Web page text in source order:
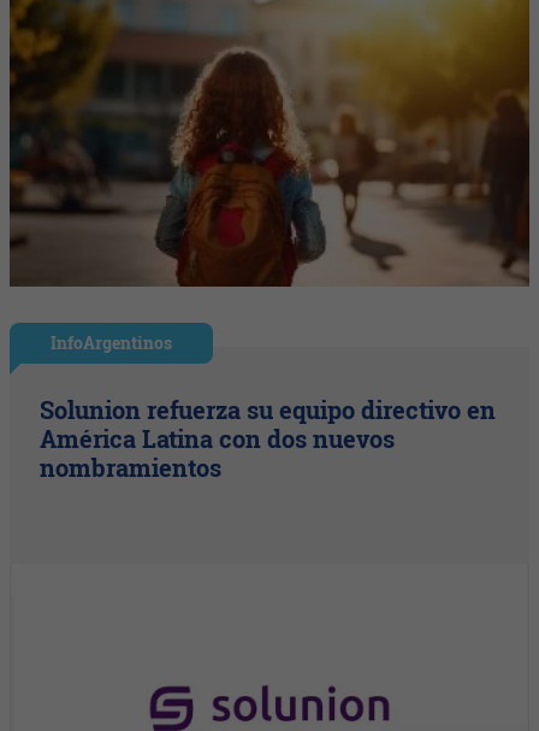
InfoArgentinos
Solunion refuerza su equipo directivo en
América Latina con dos nuevos
nombramientos